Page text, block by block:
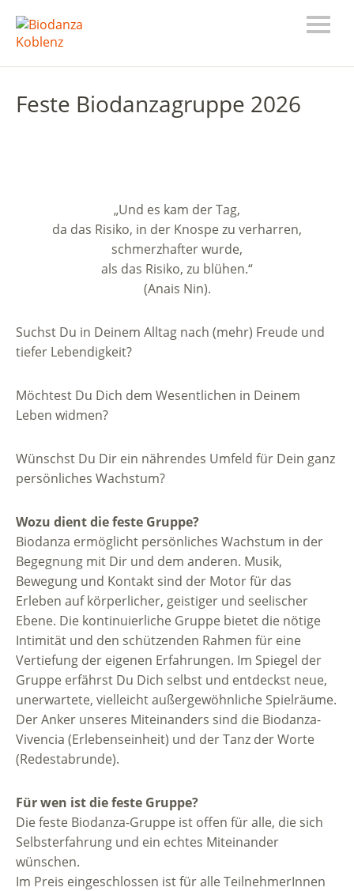
Feste Biodanzagruppe 2026
„Und es kam der Tag,
da das Risiko, in der Knospe zu verharren,
schmerzhafter wurde,
als das Risiko, zu blühen.“
(Anais Nin).
Suchst Du in Deinem Alltag nach (mehr) Freude und
tiefer Lebendigkeit?
Möchtest Du Dich dem Wesentlichen in Deinem
Leben widmen?
Wünschst Du Dir ein nährendes Umfeld für Dein ganz
persönliches Wachstum?
Wozu dient die feste Gruppe?
Biodanza ermöglicht persönliches Wachstum in der
Begegnung mit Dir und dem anderen. Musik,
Bewegung und Kontakt sind der Motor für das
Erleben auf körperlicher, geistiger und seelischer
Ebene. Die kontinuierliche Gruppe bietet die nötige
Intimität und den schützenden Rahmen für eine
Vertiefung der eigenen Erfahrungen. Im Spiegel der
Gruppe erfährst Du Dich selbst und entdeckst neue,
unerwartete, vielleicht außergewöhnliche Spielräume.
Der Anker unseres Miteinanders sind die Biodanza-
Vivencia (Erlebenseinheit) und der Tanz der Worte
(Redestabrunde).
Für wen ist die feste Gruppe?
Die feste Biodanza-Gruppe ist offen für alle, die sich
Selbsterfahrung und ein echtes Miteinander
wünschen.
Im Preis eingeschlossen ist für alle TeilnehmerInnen